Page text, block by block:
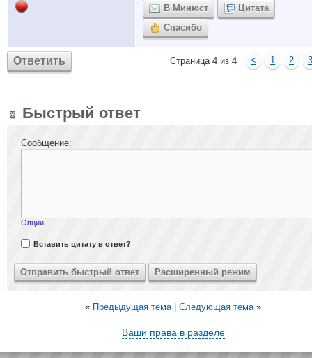
В Минюст
Цитата
Спасибо
Ответить Страница 4 из 4 < 1 2 3
Быстрый ответ
Сообщение:
Опции
Вставить цитату в ответ?
« Предыдущая тема| Следующая тема »
Ваши права в разделе